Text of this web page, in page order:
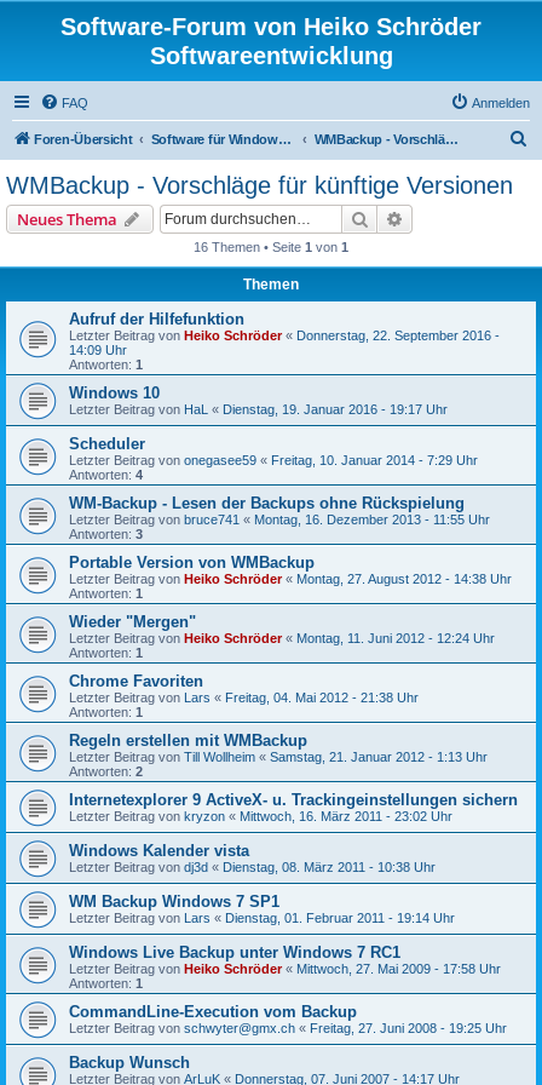
Software-Forum von Heiko Schröder
Softwareentwicklung
FAQ Anmelden
Foren-Übersicht Software für Windows Mail / Live Mail WMBackup - Vorschläge für künftige Versionen
WMBackup - Vorschläge für künftige Versionen
Neues Thema Suche
16 Themen • Seite 1 von 1
Themen
Aufruf der Hilfefunktion
Letzter Beitrag von Heiko Schröder« Donnerstag, 22. September 2016 -
14:09 Uhr
Antworten: 1
Windows 10
Letzter Beitrag von HaL « Dienstag, 19. Januar 2016 - 19:17 Uhr
Scheduler
Letzter Beitrag von onegasee59 « Freitag, 10. Januar 2014 - 7:29 Uhr
Antworten: 4
WM-Backup - Lesen der Backups ohne Rückspielung
Letzter Beitrag von bruce741 « Montag, 16. Dezember 2013 - 11:55 Uhr
Antworten: 3
Portable Version von WMBackup
Letzter Beitrag von Heiko Schröder« Montag, 27. August 2012 - 14:38 Uhr
Antworten: 1
Wieder "Mergen"
Letzter Beitrag von Heiko Schröder« Montag, 11. Juni 2012 - 12:24 Uhr
Antworten: 1
Chrome Favoriten
Letzter Beitrag von Lars « Freitag, 04. Mai 2012 - 21:38 Uhr
Antworten: 1
Regeln erstellen mit WMBackup
Letzter Beitrag von Till Wollheim « Samstag, 21. Januar 2012 - 1:13 Uhr
Antworten: 2
Internetexplorer 9 ActiveX- u. Trackingeinstellungen sichern
Letzter Beitrag von kryzon « Mittwoch, 16. März 2011 - 23:02 Uhr
Windows Kalender vista
Letzter Beitrag von dj3d « Dienstag, 08. März 2011 - 10:38 Uhr
WM Backup Windows 7 SP1
Letzter Beitrag von Lars « Dienstag, 01. Februar 2011 - 19:14 Uhr
Windows Live Backup unter Windows 7 RC1
Letzter Beitrag von Heiko Schröder« Mittwoch, 27. Mai 2009 - 17:58 Uhr
Antworten: 1
CommandLine-Execution vom Backup
Letzter Beitrag von schwyter@gmx.ch « Freitag, 27. Juni 2008 - 19:25 Uhr
Backup Wunsch
Letzter Beitrag von ArLuK « Donnerstag, 07. Juni 2007 - 14:17 Uhr